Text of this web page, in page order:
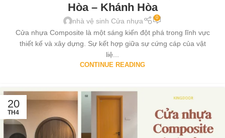
Hòa – Khánh Hòa
nhà vệ sinh Cửa nhựa 0
Cửa nhựa Composite là một sáng kiến đột phá trong lĩnh vực
thiết kế và xây dựng. Sự kết hợp giữa sự cứng cáp của vật
liệ...
CONTINUE READING
20
TH4